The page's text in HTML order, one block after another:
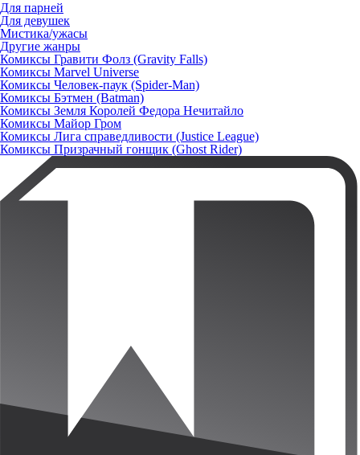
Для парней
Для девушек
Мистика/ужасы
Другие жанры
Комиксы Гравити Фолз (Gravity Falls)
Комиксы Marvel Universe
Комиксы Человек-паук (Spider-Man)
Комиксы Бэтмен (Batman)
Комиксы Земля Королей Федора Нечитайло
Комиксы Майор Гром
Комиксы Лига справедливости (Justice League)
Комиксы Призрачный гонщик (Ghost Rider)